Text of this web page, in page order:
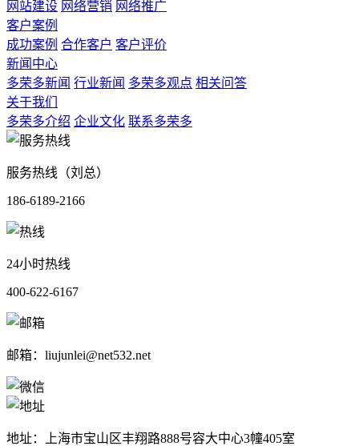
网站建设 网络营销 网络推广
客户案例
成功案例 合作客户 客户评价
新闻中心
多荣多新闻 行业新闻 多荣多观点 相关问答
关于我们
多荣多介绍 企业文化 联系多荣多
服务热线（刘总）
186-6189-2166
24小时热线
400-622-6167
邮箱：liujunlei@net532.net
地址：上海市宝山区丰翔路888号容大中心3幢405室